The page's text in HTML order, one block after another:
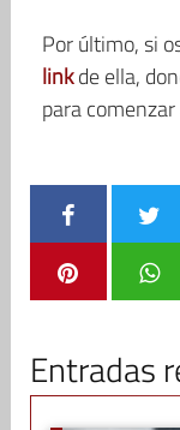
Por último, si
linkde ella,
para
Entradas